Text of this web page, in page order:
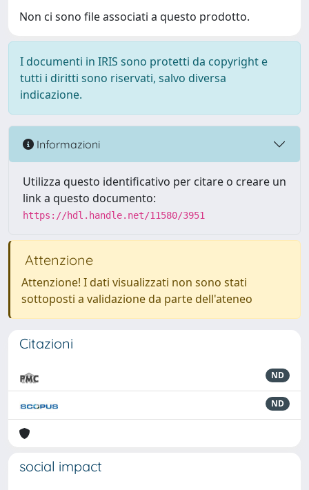
Non ci sono file associati a questo prodotto.
I documenti in IRIS sono protetti da copyright e
tutti i diritti sono riservati, salvo diversa
indicazione.
Informazioni
Utilizza questo identificativo per citare o creare un
link a questo documento:
https://hdl.handle.net/11580/3951
Attenzione
Attenzione! I dati visualizzati non sono stati
sottoposti a validazione da parte dell'ateneo
Citazioni
ND
ND
social impact